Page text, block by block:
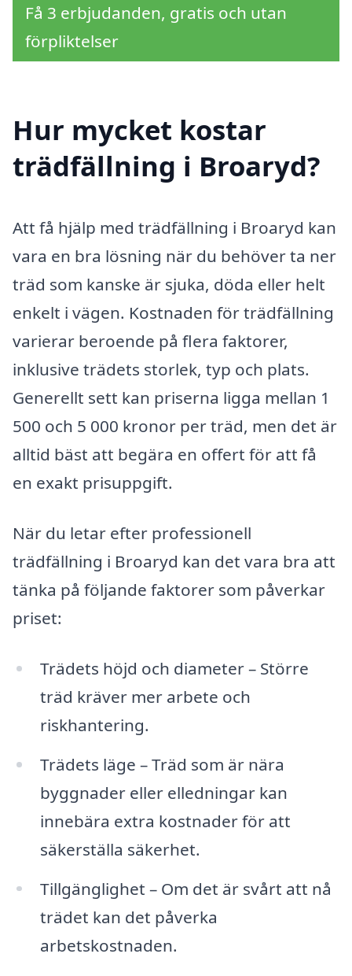
Få 3 erbjudanden, gratis och utan
förpliktelser
Hur mycket kostar
trädfällning i Broaryd?
Att få hjälp med trädfällning i Broaryd kan
vara en bra lösning när du behöver ta ner
träd som kanske är sjuka, döda eller helt
enkelt i vägen. Kostnaden för trädfällning
varierar beroende på flera faktorer,
inklusive trädets storlek, typ och plats.
Generellt sett kan priserna ligga mellan 1
500 och 5 000 kronor per träd, men det är
alltid bäst att begära en offert för att få
en exakt prisuppgift.
När du letar efter professionell
trädfällning i Broaryd kan det vara bra att
tänka på följande faktorer som påverkar
priset:
Trädets höjd och diameter – Större
träd kräver mer arbete och
riskhantering.
Trädets läge – Träd som är nära
byggnader eller elledningar kan
innebära extra kostnader för att
säkerställa säkerhet.
Tillgänglighet – Om det är svårt att nå
trädet kan det påverka
arbetskostnaden.